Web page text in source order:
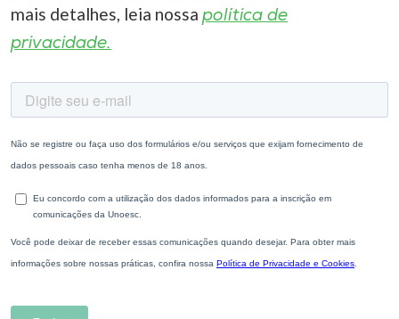
mais detalhes, leia nossa política de
privacidade.